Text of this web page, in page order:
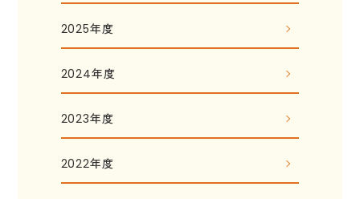
2025年度
2024年度
2023年度
2022年度